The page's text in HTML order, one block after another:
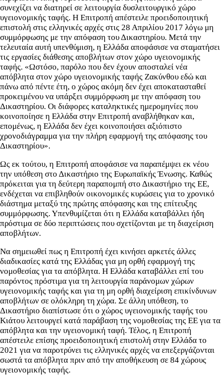
συνεχίζει να διατηρεί σε λειτουργία δυσλειτουργικό χώρο
υγειονομικής ταφής. Η Επιτροπή απέστειλε προειδοποιητική
επιστολή στις ελληνικές αρχές στις 28 Απριλίου 2017 λόγω μη
συμμόρφωσης με την απόφαση του Δικαστηρίου. Μετά την
τελευταία αυτή υπενθύμιση, η Ελλάδα αποφάσισε να σταματήσει
τις εργασίες διάθεσης αποβλήτων στον χώρο υγειονομικής
ταφής. «Ωστόσο, παρόλο που δεν έχουν αποσταλεί νέα
απόβλητα στον χώρο υγειονομικής ταφής Ζακύνθου εδώ και
πάνω από πέντε έτη, ο χώρος ακόμη δεν έχει αποκατασταθεί
προκειμένου να υπάρξει συμμόρφωση με την απόφαση του
Δικαστηρίου. Οι διάφορες καταληκτικές ημερομηνίες που
κοινοποίησε η Ελλάδα στην Επιτροπή αναβλήθηκαν και,
επομένως, η Ελλάδα δεν έχει κοινοποιήσει αξιόπιστο
χρονοδιάγραμμα για την πλήρη εφαρμογή της απόφασης του
Δικαστηρίου».
Ως εκ τούτου, η Επιτροπή αποφάσισε να παραπέμψει εκ νέου
την υπόθεση στο Δικαστήριο της Ευρωπαϊκής Ένωσης. Καθώς
πρόκειται για τη δεύτερη παραπομπή στο Δικαστήριο της ΕΕ,
ενδέχεται να επιβληθούν οικονομικές κυρώσεις για το χρονικό
διάστημα μεταξύ της πρώτης απόφασης και της επίτευξης
συμμόρφωσης. Υπενθυμίζεται ότι η Ελλάδα καταβάλλει ήδη
πρόστιμα σε δύο περιπτώσεις που σχετίζονται με τη διαχείριση
αποβλήτων.
Να σημειωθεί πως η Επιτροπή έχει κινήσει αρκετές άλλες
διαδικασίες κατά της Ελλάδας για μη ορθή εφαρμογή της
νομοθεσίας για τα απόβλητα. Η Ελλάδα καταβάλλει επί του
παρόντος πρόστιμα για τη λειτουργία παράνομων χώρων
υγειονομικής ταφής και για τη μη ορθή διαχείριση επικίνδυνων
αποβλήτων σε ολόκληρη τη χώρα. Σε άλλη υπόθεση, το
Δικαστήριο διαπίστωσε ότι ο χώρος υγειονομικής ταφής του
Κιάτου λειτουργεί κατά παράβαση της νομοθεσίας της ΕΕ για τα
απόβλητα και την υγειονομική ταφή. Τέλος, η Επιτροπή
απέστειλε επίσης προειδοποιητική επιστολή στην Ελλάδα το
2021 για να παροτρύνει τις ελληνικές αρχές να επεξεργάζονται
σωστά τα απόβλητα πριν από την αποθήκευση σε 84 χώρους
υγειονομικής ταφής.